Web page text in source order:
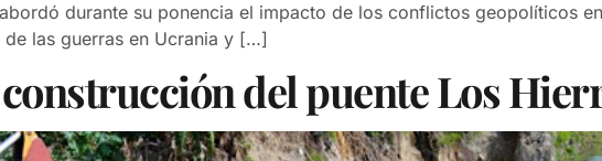
durante su ponencia el impacto de los conflictos geopolíticos
las guerras en Ucrania y […]
del puente Los